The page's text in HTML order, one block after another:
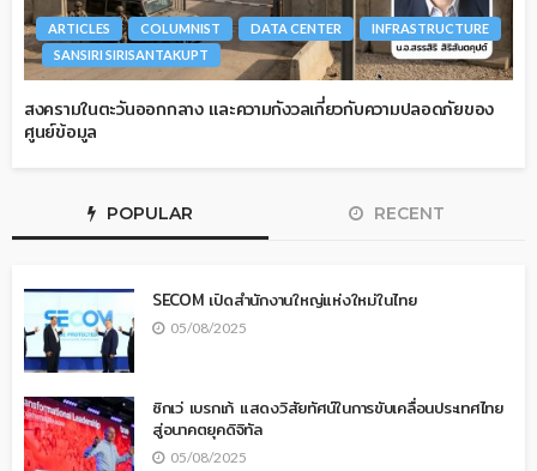
ARTICLES COLUMNIST DATA CENTER
INFRASTRUCTURE
SANSIRI SIRISANTAKUPT
สงครามในตะวันออกกลาง และความกังวลเกี่ยวกับความปลอดภัยของ
ศูนย์ข้อมูล
POPULAR RECENT
SECOM เปิดสำนักงานใหญ่แห่งใหม่ในไทย
05/08/2025
ซิกเว่ เบรกเก้ แสดงวิสัยทัศน์ในการขับเคลื่อนประเทศไทย
สู่อนาคตยุคดิจิทัล
05/08/2025